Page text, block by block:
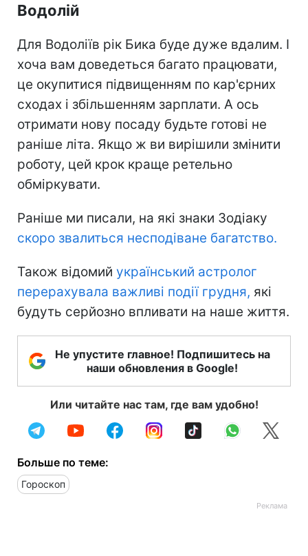
Водолій
Для Водоліїв рік Бика буде дуже вдалим. І
хоча вам доведеться багато працювати,
це окупитися підвищенням по кар'єрних
сходах і збільшенням зарплати. А ось
отримати нову посаду будьте готові не
раніше літа. Якщо ж ви вирішили змінити
роботу, цей крок краще ретельно
обміркувати.
Раніше ми писали, на які знаки Зодіаку
скоро звалиться несподіване багатство.
Також відомий український астролог
перерахувала важливі події грудня, які
будуть серйозно впливати на наше життя.
Не упустите главное! Подпишитесь на
наши обновления в Google!
Или читайте нас там, где вам удобно!
Больше по теме:
Гороскоп